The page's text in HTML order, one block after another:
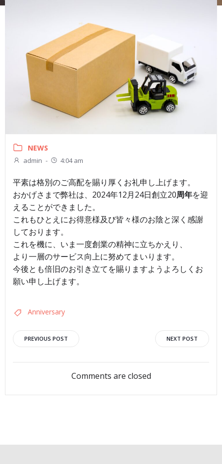
NEWS
admin - 4:04 am
平素は格別のご高配を賜り厚くお礼申し上げます。
おかげさまで弊社は、2024年12月24日創立20周年を迎
えることができました。
これもひとえにお得意様及び皆々様のお陰と深く感謝
しております。
これを機に、いま一度創業の精神に立ちかえり、
より一層のサービス向上に努めてまいります。
今後とも倍旧のお引き立てを賜りますようよろしくお
願い申し上げます。
Anniversary
Post
navigation
PREVIOUS POST
navigation
NEXT POST
Comments are closed